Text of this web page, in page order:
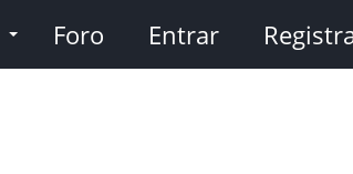
Foro Entrar